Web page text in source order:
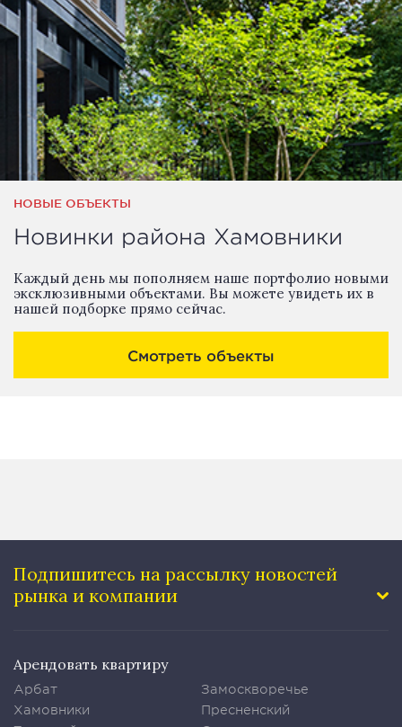
НОВЫЕ ОБЪЕКТЫ
Новинки района Хамовники
Каждый день мы пополняем наше портфолио новыми
эксклюзивными объектами. Вы можете увидеть их в
нашей подборке прямо сейчас.
Смотреть объекты
Подпишитесь на рассылку новостей
рынка и компании
Арендовать квартиру
Арбат
Хамовники
Замоскворечье
Пресненский